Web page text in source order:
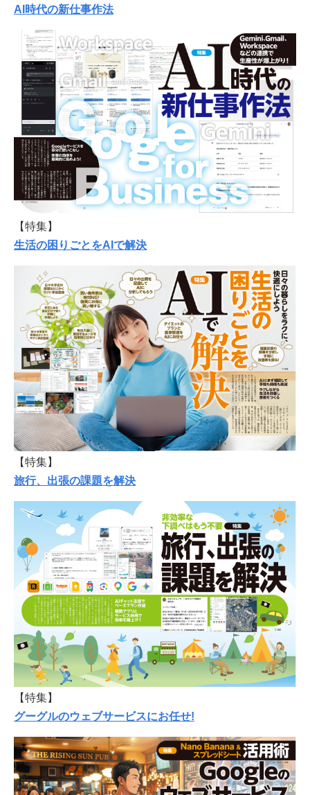
AI時代の新仕事作法
【特集】
生活の困りごとをAIで解決
【特集】
旅行、出張の課題を解決
【特集】
グーグルのウェブサービスにお任せ!